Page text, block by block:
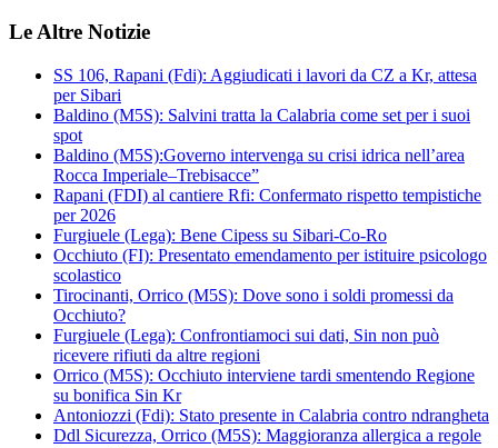
Le Altre Notizie
SS 106, Rapani (Fdi): Aggiudicati i lavori da CZ a Kr, attesa
per Sibari
Baldino (M5S): Salvini tratta la Calabria come set per i suoi
spot
Baldino (M5S):Governo intervenga su crisi idrica nell’area
Rocca Imperiale–Trebisacce”
Rapani (FDI) al cantiere Rfi: Confermato rispetto tempistiche
per 2026
Furgiuele (Lega): Bene Cipess su Sibari-Co-Ro
Occhiuto (FI): Presentato emendamento per istituire psicologo
scolastico
Tirocinanti, Orrico (M5S): Dove sono i soldi promessi da
Occhiuto?
Furgiuele (Lega): Confrontiamoci sui dati, Sin non può
ricevere rifiuti da altre regioni
Orrico (M5S): Occhiuto interviene tardi smentendo Regione
su bonifica Sin Kr
Antoniozzi (Fdi): Stato presente in Calabria contro ndrangheta
Ddl Sicurezza, Orrico (M5S): Maggioranza allergica a regole